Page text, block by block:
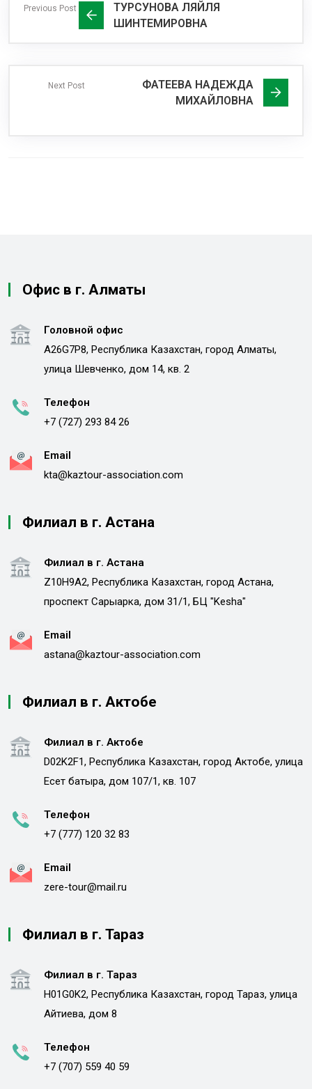
Previous Post
ТУРСУНОВА ЛЯЙЛЯ
ШИНТЕМИРОВНА
Next Post
ФАТЕЕВА НАДЕЖДА
МИХАЙЛОВНА
Офис в г. Алматы
Головной офис
A26G7P8, Республика Казахстан, город Алматы,
улица Шевченко, дом 14, кв. 2
Телефон
+7 (727) 293 84 26
Email
kta@kaztour-association.com
Филиал в г. Астана
Филиал в г. Астана
Z10H9A2, Республика Казахстан, город Астана,
проспект Сарыарка, дом 31/1, БЦ "Kesha"
Email
astana@kaztour-association.com
Филиал в г. Актобе
Филиал в г. Актобе
D02K2F1, Республика Казахстан, город Актобе, улица
Есет батыра, дом 107/1, кв. 107
Телефон
+7 (777) 120 32 83
Email
zere-tour@mail.ru
Филиал в г. Тараз
Филиал в г. Тараз
H01G0K2, Республика Казахстан, город Тараз, улица
Айтиева, дом 8
Телефон
+7 (707) 559 40 59